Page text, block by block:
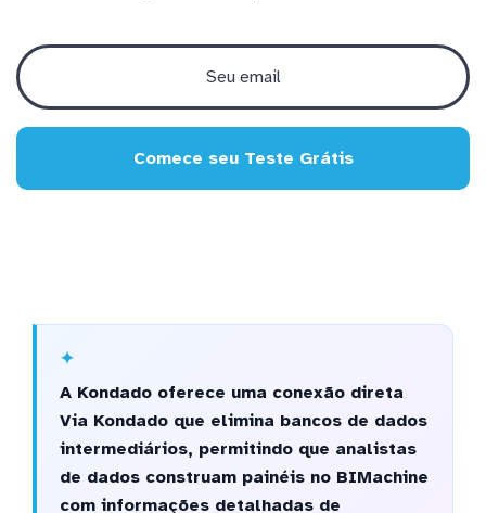
Comece seu Teste Grátis
A Kondado oferece uma conexão direta
Via Kondado que elimina bancos de dados
intermediários, permitindo que analistas
de dados construam painéis no BIMachine
com informações detalhadas de